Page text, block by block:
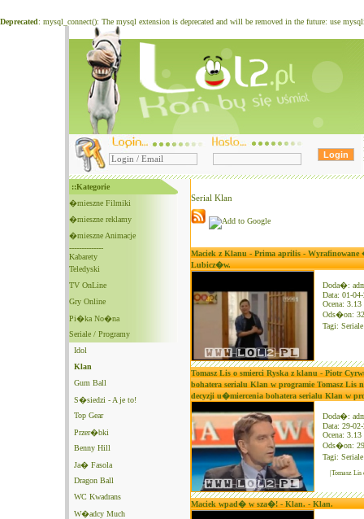
Deprecated: mysql_connect(): The mysql extension is deprecated and will be removed in the future: use
::Kategorie
�mieszne Filmiki
�mieszne reklamy
�mieszne Animacje
--------------
Kabarety
Teledyski
TV OnLine
Gry Online
Pi�ka No�na
Seriale / Programy
Idol
Klan
Gum Ball
S�siedzi - A je to!
Top Gear
Przer�bki
Benny Hill
Ja� Fasola
Dragon Ball
WC Kwadrans
W�adcy Much
Serial Klan
Maciek z Klanu - Prima aprilis -
Lubicz�w.
Doda�:
Data: 01-
Ocena: 3.13
Ods�on:
Tagi:
Tomasz Lis o smierci Ryska z klanu - Piotr
bohatera serialu Klan w programie Tomasz
decyzji u�miercenia bohatera serialu Klan w
Doda�:
Data: 29-
Ocena: 3.13
Ods�on:
Tagi:
|Tomasz
Maciek wpad� w sza�! - Klan. - Klan.